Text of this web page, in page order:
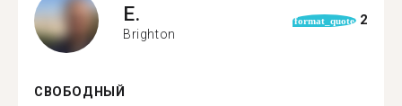
E.
Brighton
format_quote 2
СВОБОДНЫЙ